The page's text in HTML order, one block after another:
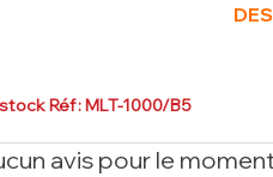
Réf : MLT-1000/B5
avis pour le